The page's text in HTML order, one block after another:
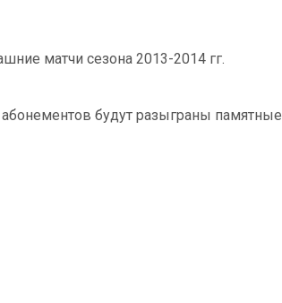
матчи сезона 2013-2014 гг.
будут разыграны памятные